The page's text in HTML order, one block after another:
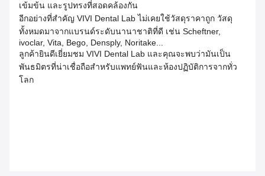
เข้มข้น และรูปทรงที่สอดคล้องกัน
อีกอย่างที่สําคัญ VIVI Dental Lab ไม่เคยใช้วัสดุราคาถูก วัสดุ
ทั้งหมดมาจากแบรนด์ระดับนานาชาติที่ดี เช่น Scheftner,
ivoclar, Vita, Bego, Densply, Noritake...
ลูกค้ายินดีเยี่ยมชม VIVI Dental Lab และคุณจะพบว่ามันเป็น
พันธมิตรที่น่าเชื่อถือสําหรับแพทย์ฟันและห้องปฏิบัติการจากทั่ว
โลก